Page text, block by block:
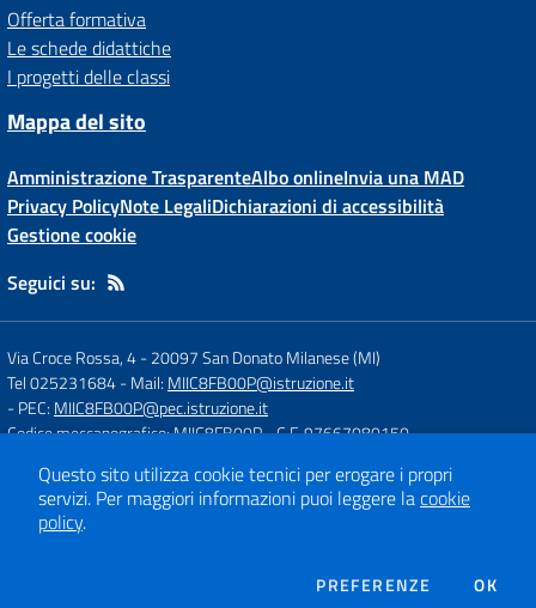
Offerta formativa
Le schede didattiche
I progetti delle classi
Mappa del sito
Amministrazione TrasparenteAlbo onlineInvia una MAD
Privacy PolicyNote LegaliDichiarazioni di accessibilità
Gestione cookie
Seguici su:
Via Croce Rossa, 4-20097 San Donato Milanese (MI)
Tel 025231684- Mail: MIIC8FB00P@istruzione.it
- PEC: MIIC8FB00P@pec.istruzione.it
Codice meccanografico: MIIC8FB00P- C.F. 97667080150
Concept & Design by
Designers Italia
Questo sito utilizza cookie tecnici per erogare i propri
servizi. Per maggiori informazioni puoi leggere lacookie
policy.
PREFERENZE DEI COOKIE
OK